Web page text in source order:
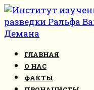
Перейти
к
контенту
ГЛАВНАЯ
О НАС
ФАКТЫ